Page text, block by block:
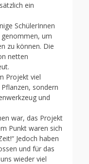
ein
SchülerInnen
um
zu können. Die
netten
Projekt viel
sondern
und
war, das Projekt
Punkt waren sich
Jedoch haben
und für das
wieder viel